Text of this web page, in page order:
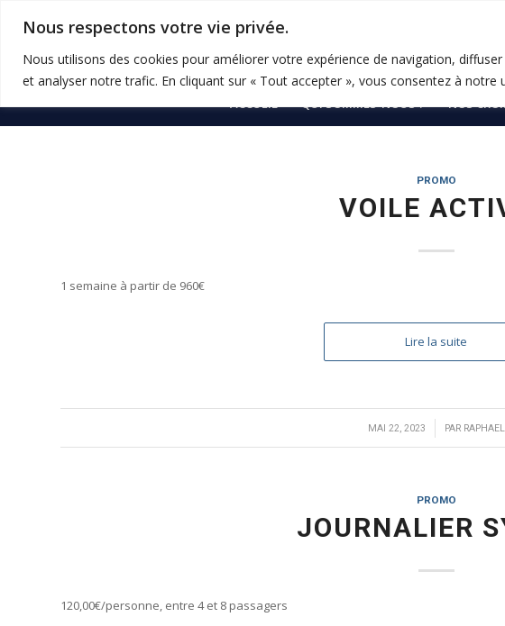
Nous respectons votre vie privée.
Nous utilisons des cookies pour améliorer votre expérience de navigation,
et analyser notre trafic. En cliquant sur « Tout accepter », vous consentez à notre
ACCUEIL QUI SOMMES-NOUS ? NOS
PROMO
VOILE
1 semaine à partir de 960€
Lire la suite
MAI 22, 2023
/ PAR RAPHAEL
PROMO
JOURNALIER
120,00€/personne, entre 4 et 8 passagers